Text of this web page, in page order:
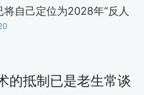
自己定位为2028年“反人
的抵制已是老生常谈